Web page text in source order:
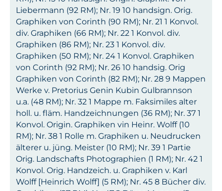
Liebermann (92 RM); Nr. 19 10 handsign. Orig.
Graphiken von Corinth (90 RM); Nr. 21 1 Konvol.
div. Graphiken (66 RM); Nr. 22 1 Konvol. div.
Graphiken (86 RM); Nr. 23 1 Konvol. div.
Graphiken (50 RM); Nr. 24 1 Konvol. Graphiken
von Corinth (92 RM); Nr. 26 10 handsig. Orig
Graphiken von Corinth (82 RM); Nr. 28 9 Mappen
Werke v. Pretorius Genin Kubin Gulbrannson
u.a. (48 RM); Nr. 32 1 Mappe m. Faksimiles alter
holl. u. fläm. Handzeichnungen (36 RM); Nr. 37 1
Konvol. Origin. Graphiken vin Heinr. Wolff (10
RM); Nr. 38 1 Rolle m. Graphiken u. Neudrucken
älterer u. jüng. Meister (10 RM); Nr. 39 1 Partie
Orig. Landschafts Photographien (1 RM); Nr. 42 1
Konvol. Orig. Handzeich. u. Graphiken v. Karl
Wolff [Heinrich Wolff] (5 RM); Nr. 45 8 Bücher div.